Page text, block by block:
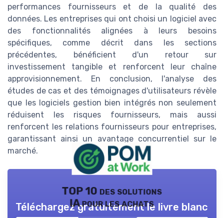
performances fournisseurs et de la qualité des
données. Les entreprises qui ont choisi un logiciel avec
des fonctionnalités alignées à leurs besoins
spécifiques, comme décrit dans les sections
précédentes, bénéficient d'un retour sur
investissement tangible et renforcent leur chaîne
approvisionnement. En conclusion, l'analyse des
études de cas et des témoignages d'utilisateurs révèle
que les logiciels gestion bien intégrés non seulement
réduisent les risques fournisseurs, mais aussi
renforcent les relations fournisseurs pour entreprises,
garantissant ainsi un avantage concurrentiel sur le
marché.
TOP 10 des solutions
IA pour les achats
Téléchargez gratuitement le livre blanc